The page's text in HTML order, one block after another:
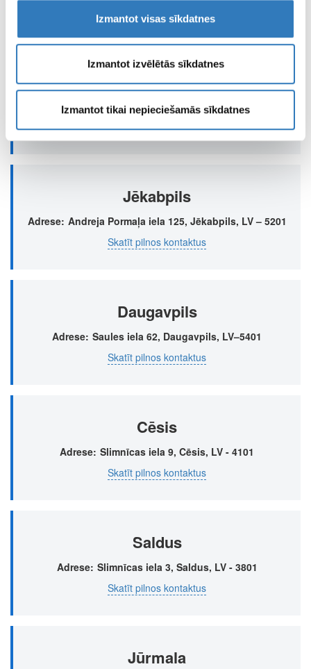
Izmantot visas sīkdatnes
Izmantot izvēlētās sīkdatnes
Izmantot tikai nepieciešamās sīkdatnes
Kuldīga
Adrese Aizputes iela 22, Kuldīga, LV - 3301
Skatīt pilnos kontaktus
Jēkabpils
Adrese Andreja Pormaļa iela 125, Jēkabpils, LV – 5201
Skatīt pilnos kontaktus
Daugavpils
Adrese Saules iela 62, Daugavpils, LV–5401
Skatīt pilnos kontaktus
Cēsis
Adrese Slimnīcas iela 9, Cēsis, LV - 4101
Skatīt pilnos kontaktus
Saldus
Adrese Slimnīcas iela 3, Saldus, LV - 3801
Skatīt pilnos kontaktus
Jūrmala